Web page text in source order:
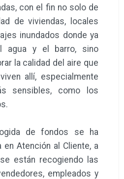
con el fin no solo de
de viviendas, locales
inundados donde ya
agua y el barro, sino
la calidad del aire que
allí, especialmente
sensibles, como los
de fondos se ha
en Atención al Cliente, a
están recogiendo las
empleados y